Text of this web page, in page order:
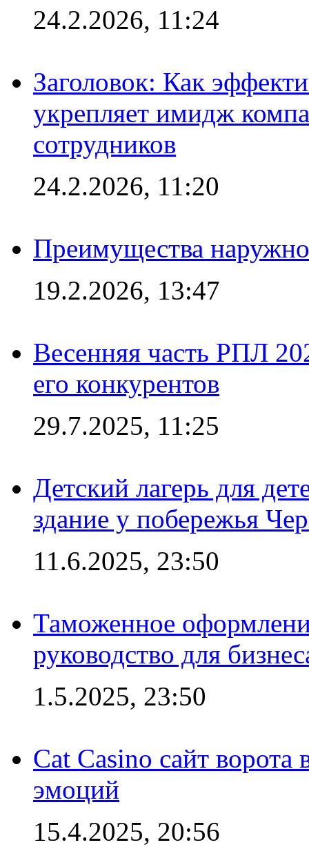
24.2.2026, 11:24
Заголовок: Как
укрепляет имидж
сотрудников
24.2.2026, 11:20
Преимущества
19.2.2026, 13:47
Весенняя часть РПЛ
его конкурентов
29.7.2025, 11:25
Детский лагерь для
здание у побережья
11.6.2025, 23:50
Таможенное
руководство для
1.5.2025, 23:50
Cat Casino сайт
эмоций
15.4.2025, 20:56